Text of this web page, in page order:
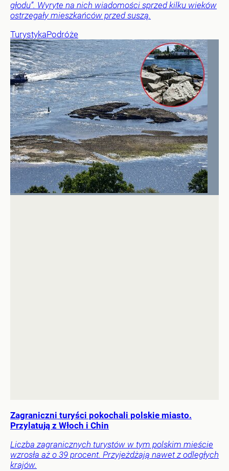
głodu”. Wyryte na nich wiadomości sprzed kilku wieków
ostrzegały mieszkańców przed suszą.
TurystykaPodróże
Zagraniczni turyści pokochali polskie miasto.
Przylatują z Włoch i Chin
Liczba zagranicznych turystów w tym polskim mieście
wzrosła aż o 39 procent. Przyjeżdżają nawet z odległych
krajów.